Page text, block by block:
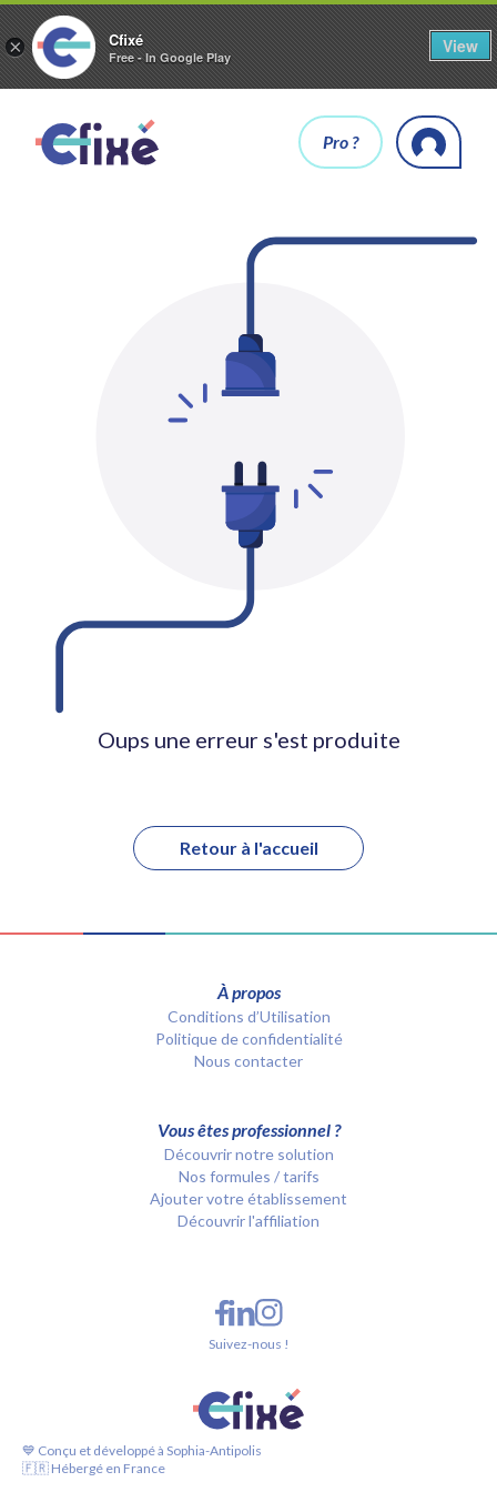
× Cfixé
Free - In Google Play
View
Pro ?
Oups une erreur s'est produite
Retour à l'accueil
À propos
Conditions d’Utilisation
Politique de confidentialité
Nous contacter
Vous êtes professionnel ?
Découvrir notre solution
Nos formules / tarifs
Ajouter votre établissement
Découvrir l'affiliation
💙 Conçu et développé à Sophia-Antipolis
🇫🇷 Hébergé en France
Suivez-nous !